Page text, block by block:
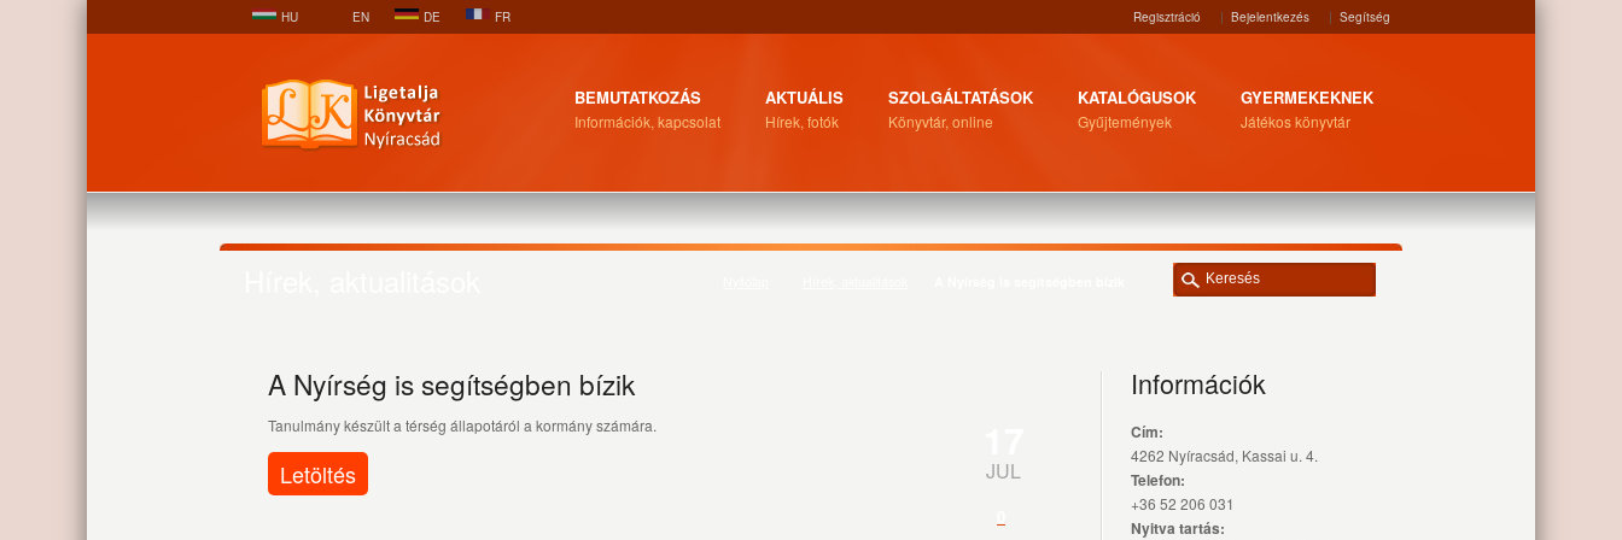
HU EN DE FR Regisztráció | Bejelentkezés | Segítség
BEMUTATKOZÁS
Információk, kapcsolat
AKTUÁLIS
Hírek, fotók
SZOLGÁLTATÁSOK
Könyvtár, online
KATALÓGUSOK
Gyűjtemények
GYERMEKEKNEK
Játékos könyvtár
A Nyírség is segítségben bízik
Tanulmány készült a térség állapotáról a kormány számára.
Letöltés JUL
Információk
Cím:
4262 Nyíracsád, Kassai u. 4.
Telefon:
+36 52 206 031
Nyitva tartás: